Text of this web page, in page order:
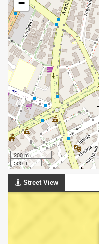
−
200 m
500 ft
Street View